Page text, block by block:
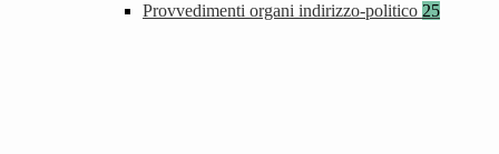
Provvedimenti organi indirizzo-politico 25